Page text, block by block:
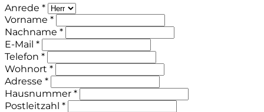
Anrede *
Vorname *
Nachname *
E-Mail *
Telefon *
Wohnort *
Adresse *
Hausnummer *
Postleitzahl *